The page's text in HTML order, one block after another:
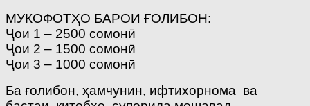
МУКОФОТҲО БАРОИ ҒОЛИБОН:
Ҷои 1 – 2500 сомонӣ
Ҷои 2 – 1500 сомонӣ
Ҷои 3 – 1000 сомонӣ
Ба ғолибон, ҳамчунин, ифтихорнома ва